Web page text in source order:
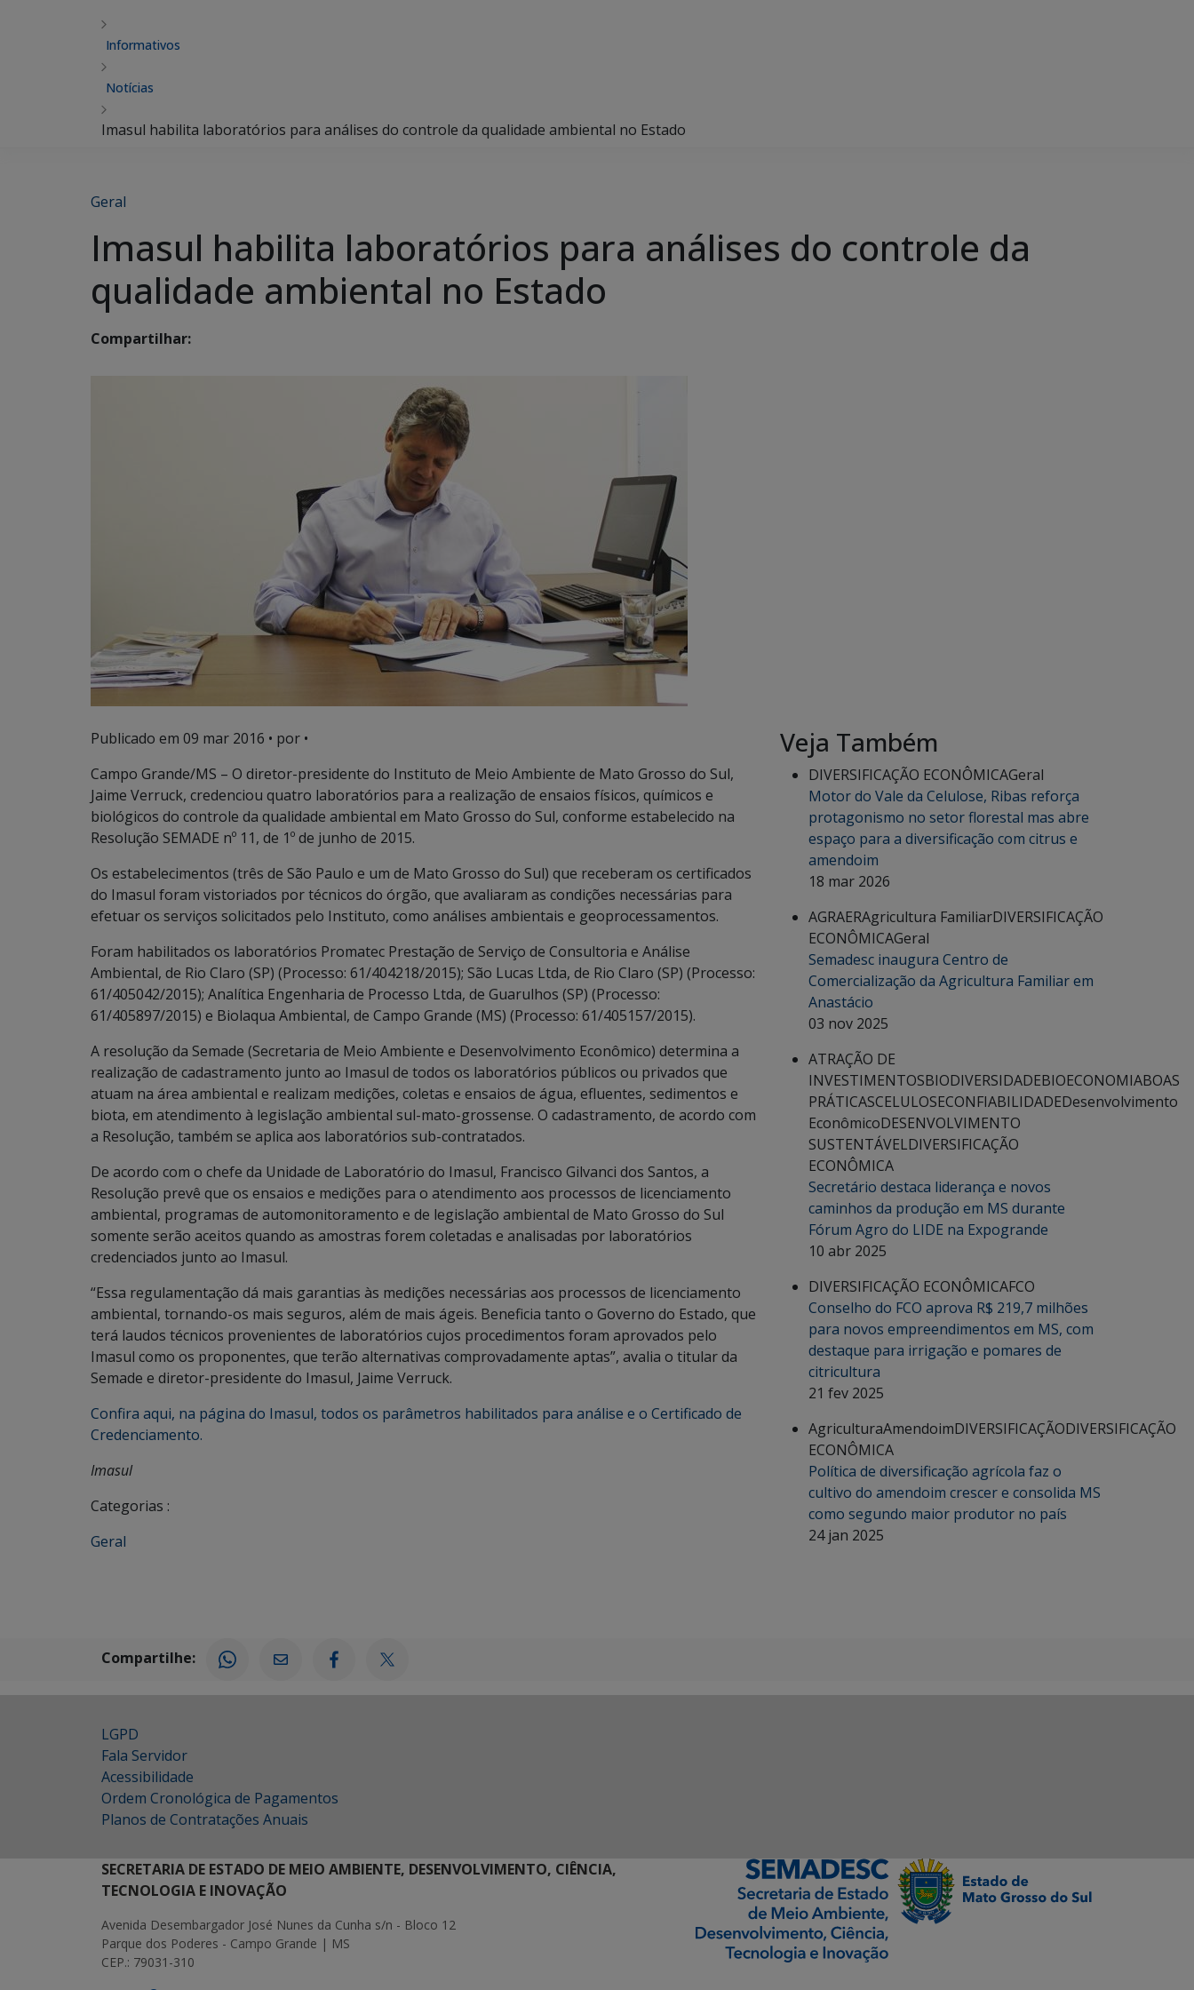
Informativos
Notícias
Imasul habilita laboratórios para análises do controle da qualidade ambiental no Estado
Geral
Imasul habilita laboratórios para análises do controle da
qualidade ambiental no Estado
Compartilhar:
Publicado em 09 mar 2016 • por •
Campo Grande/MS – O diretor-presidente do Instituto de Meio Ambiente de Mato Grosso do Sul,
Jaime Verruck, credenciou quatro laboratórios para a realização de ensaios físicos, químicos e
biológicos do controle da qualidade ambiental em Mato Grosso do Sul, conforme estabelecido na
Resolução SEMADE nº 11, de 1º de junho de 2015.
Os estabelecimentos (três de São Paulo e um de Mato Grosso do Sul) que receberam os certificados
do Imasul foram vistoriados por técnicos do órgão, que avaliaram as condições necessárias para
efetuar os serviços solicitados pelo Instituto, como análises ambientais e geoprocessamentos.
Foram habilitados os laboratórios Promatec Prestação de Serviço de Consultoria e Análise
Ambiental, de Rio Claro (SP) (Processo: 61/404218/2015); São Lucas Ltda, de Rio Claro (SP) (Processo:
61/405042/2015); Analítica Engenharia de Processo Ltda, de Guarulhos (SP) (Processo:
61/405897/2015) e Biolaqua Ambiental, de Campo Grande (MS) (Processo: 61/405157/2015).
A resolução da Semade (Secretaria de Meio Ambiente e Desenvolvimento Econômico) determina a
realização de cadastramento junto ao Imasul de todos os laboratórios públicos ou privados que
atuam na área ambiental e realizam medições, coletas e ensaios de água, efluentes, sedimentos e
biota, em atendimento à legislação ambiental sul-mato-grossense. O cadastramento, de acordo com
a Resolução, também se aplica aos laboratórios sub-contratados.
De acordo com o chefe da Unidade de Laboratório do Imasul, Francisco Gilvanci dos Santos, a
Resolução prevê que os ensaios e medições para o atendimento aos processos de licenciamento
ambiental, programas de automonitoramento e de legislação ambiental de Mato Grosso do Sul
somente serão aceitos quando as amostras forem coletadas e analisadas por laboratórios
credenciados junto ao Imasul.
“Essa regulamentação dá mais garantias às medições necessárias aos processos de licenciamento
ambiental, tornando-os mais seguros, além de mais ágeis. Beneficia tanto o Governo do Estado, que
terá laudos técnicos provenientes de laboratórios cujos procedimentos foram aprovados pelo
Imasul como os proponentes, que terão alternativas comprovadamente aptas”, avalia o titular da
Semade e diretor-presidente do Imasul, Jaime Verruck.
Confira aqui, na página do Imasul, todos os parâmetros habilitados para análise e o Certificado de
Credenciamento.
Imasul
Categorias :
Geral
Veja Também
DIVERSIFICAÇÃO ECONÔMICAGeral
Motor do Vale da Celulose, Ribas reforça
protagonismo no setor florestal mas abre
espaço para a diversificação com citrus e
amendoim
18 mar 2026
AGRAERAgricultura FamiliarDIVERSIFICAÇÃO
ECONÔMICAGeral
Semadesc inaugura Centro de
Comercialização da Agricultura Familiar em
Anastácio
03 nov 2025
ATRAÇÃO DE
INVESTIMENTOSBIODIVERSIDADEBIOECONOMIABOAS
PRÁTICASCELULOSECONFIABILIDADEDesenvolvimento
EconômicoDESENVOLVIMENTO
SUSTENTÁVELDIVERSIFICAÇÃO
ECONÔMICA
Secretário destaca liderança e novos
caminhos da produção em MS durante
Fórum Agro do LIDE na Expogrande
10 abr 2025
DIVERSIFICAÇÃO ECONÔMICAFCO
Conselho do FCO aprova R$ 219,7 milhões
para novos empreendimentos em MS, com
destaque para irrigação e pomares de
citricultura
21 fev 2025
AgriculturaAmendoimDIVERSIFICAÇÃODIVERSIFICAÇÃO
ECONÔMICA
Política de diversificação agrícola faz o
cultivo do amendoim crescer e consolida MS
como segundo maior produtor no país
24 jan 2025
Compartilhe:
LGPD
Fala Servidor
Acessibilidade
Ordem Cronológica de Pagamentos
Planos de Contratações Anuais
SECRETARIA DE ESTADO DE MEIO AMBIENTE, DESENVOLVIMENTO, CIÊNCIA,
TECNOLOGIA E INOVAÇÃO
Avenida Desembargador José Nunes da Cunha s/n - Bloco 12
Parque dos Poderes - Campo Grande | MS
CEP.: 79031-310